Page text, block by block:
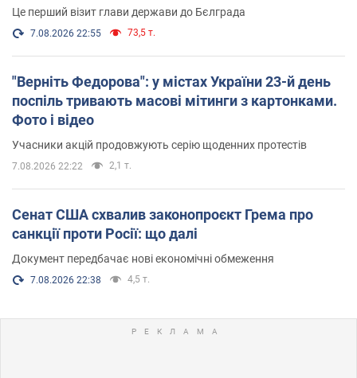
Це перший візит глави держави до Бєлграда
7.08.2026 22:55 73,5 т.
"Верніть Федорова": у містах України 23-й день
поспіль тривають масові мітинги з картонками.
Фото і відео
Учасники акцій продовжують серію щоденних протестів
7.08.2026 22:22 2,1 т.
Сенат США схвалив законопроєкт Грема про
санкції проти Росії: що далі
Документ передбачає нові економічні обмеження
7.08.2026 22:38 4,5 т.